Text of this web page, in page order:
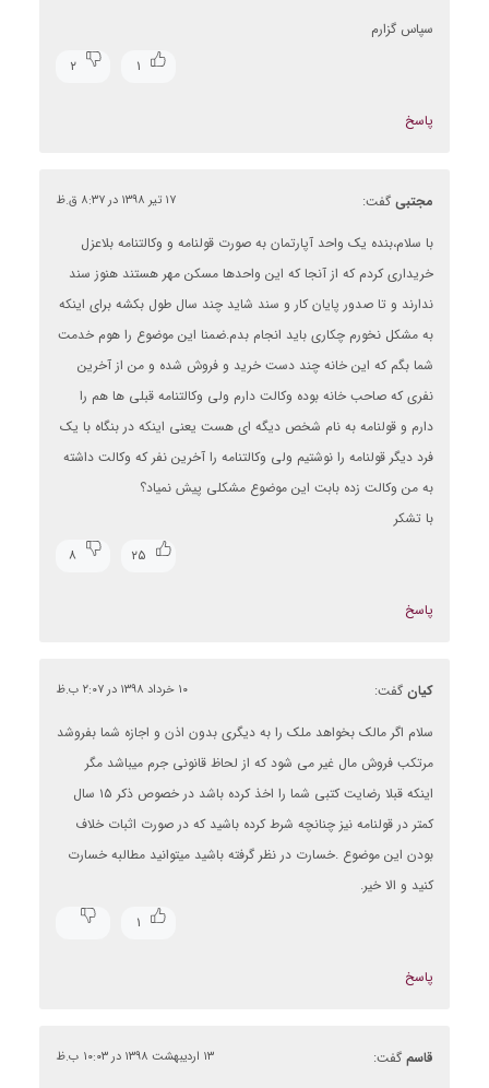
سپاس گزارم
۱
۲
پاسخ
مجتبی گفت: ۱۷ تیر ۱۳۹۸ در ۸:۳۷ ق.ظ
با سلام،بنده یک واحد آپارتمان به صورت قولنامه و وکالتنامه بلاعزل
خریداری کردم که از آنجا که این واحدها مسکن مهر هستند هنوز سند
ندارند و تا صدور پایان کار و سند شاید چند سال طول بکشه برای اینکه
به مشکل نخورم چکاری باید انجام بدم.ضمنا این موضوع را هوم خدمت
شما بگم که این خانه چند دست خرید و فروش شده و من از آخرین
نفری که صاحب خانه بوده وکالت دارم ولی وکالتنامه قبلی ها هم را
دارم و قولنامه به نام شخص دیگه ای هست یعنی اینکه در بنگاه با یک
فرد دیگر قولنامه را نوشتیم ولی وکالتنامه را آخرین نفر که وکالت داشته
به من وکالت زده بابت این موضوع مشکلی پیش نمیاد؟
با تشکر
۲۵
۸
پاسخ
کیان گفت: ۱۰ خرداد ۱۳۹۸ در ۲:۰۷ ب.ظ
سلام اگر مالک بخواهد ملک را به دیگری بدون اذن و اجازه شما بفروشد
مرتکب فروش مال غیر می شود که از لحاظ قانونی جرم میباشد مگر
اینکه قبلا رضایت کتبی شما را اخذ کرده باشد در خصوص ذکر ۱۵ سال
کمتر در قولنامه نیز چنانچه شرط کرده باشید که در صورت اثبات خلاف
بودن این موضوع .خسارت در نظر گرفته باشید میتوانید مطالبه خسارت
کنید و الا خیر.
۱
پاسخ
قاسم گفت: ۱۳ اردیبهشت ۱۳۹۸ در ۱۰:۰۳ ب.ظ